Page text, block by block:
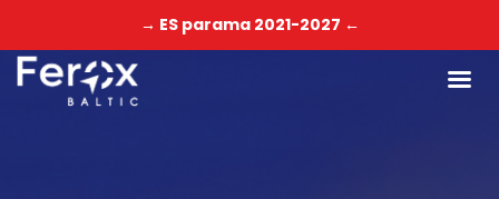
→ ES parama 2021-2027 ←